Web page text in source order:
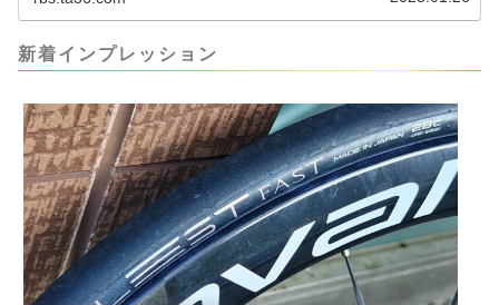
ましたが、ギリギリまで攻めてますのでピストン
内部の汚れをさらに掃除できると思います。前作
新着インプレッション